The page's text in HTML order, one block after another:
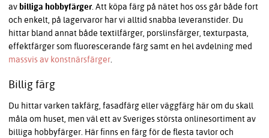
av billiga hobbyfärger. Att köpa färg på nätet hos oss går både fort
och enkelt, på lagervaror har vi alltid snabba leveranstider. Du
hittar bland annat både textilfärger, porslinsfärger, texturpasta,
effektfärger som fluorescerande färg samt en hel avdelning med
massvis av konstnärsfärger.
Billig färg
Du hittar varken takfärg, fasadfärg eller väggfärg här om du skall
måla om huset, men väl ett av Sveriges största onlinesortiment av
billiga hobbyfärger. Här finns en färg för de flesta tavlor och